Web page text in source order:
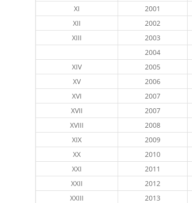
XI
2001
XII
2002
XIII
2003
2004
XIV
2005
XV
2006
XVI
2007
XVII
2007
XVIII
2008
XIX
2009
XX
2010
XXI
2011
XXII
2012
XXIII
2013